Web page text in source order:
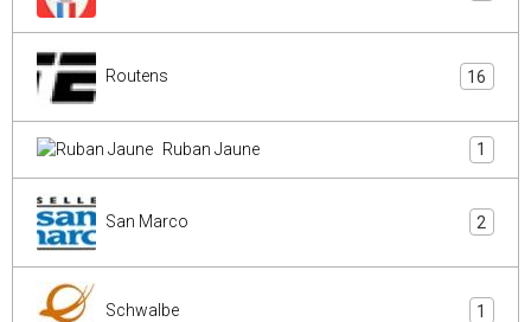
Routens 16
Ruban Jaune 1
San Marco 2
Schwalbe 1